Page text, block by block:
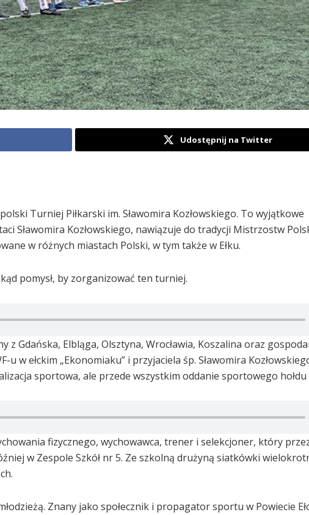
Udostępnij na Twitter
Turniej Piłkarski im. Sławomira Kozłowskiego. To wyjątkowe
Sławomira Kozłowskiego, nawiązuje do tradycji Mistrzostw
w różnych miastach Polski, w tym także w Ełku.
pomysł, by zorganizować ten turniej.
z Gdańska, Elbląga, Olsztyna, Wrocławia, Koszalina oraz
u w ełckim „Ekonomiaku” i przyjaciela śp. Sławomira
sportowa, ale przede wszystkim oddanie sportowego hołdu
fizycznego, wychowawca, trener i selekcjoner, który
w Zespole Szkół nr 5. Ze szkolną drużyną siatkówki
Znany jako społecznik i propagator sportu w Powiecie